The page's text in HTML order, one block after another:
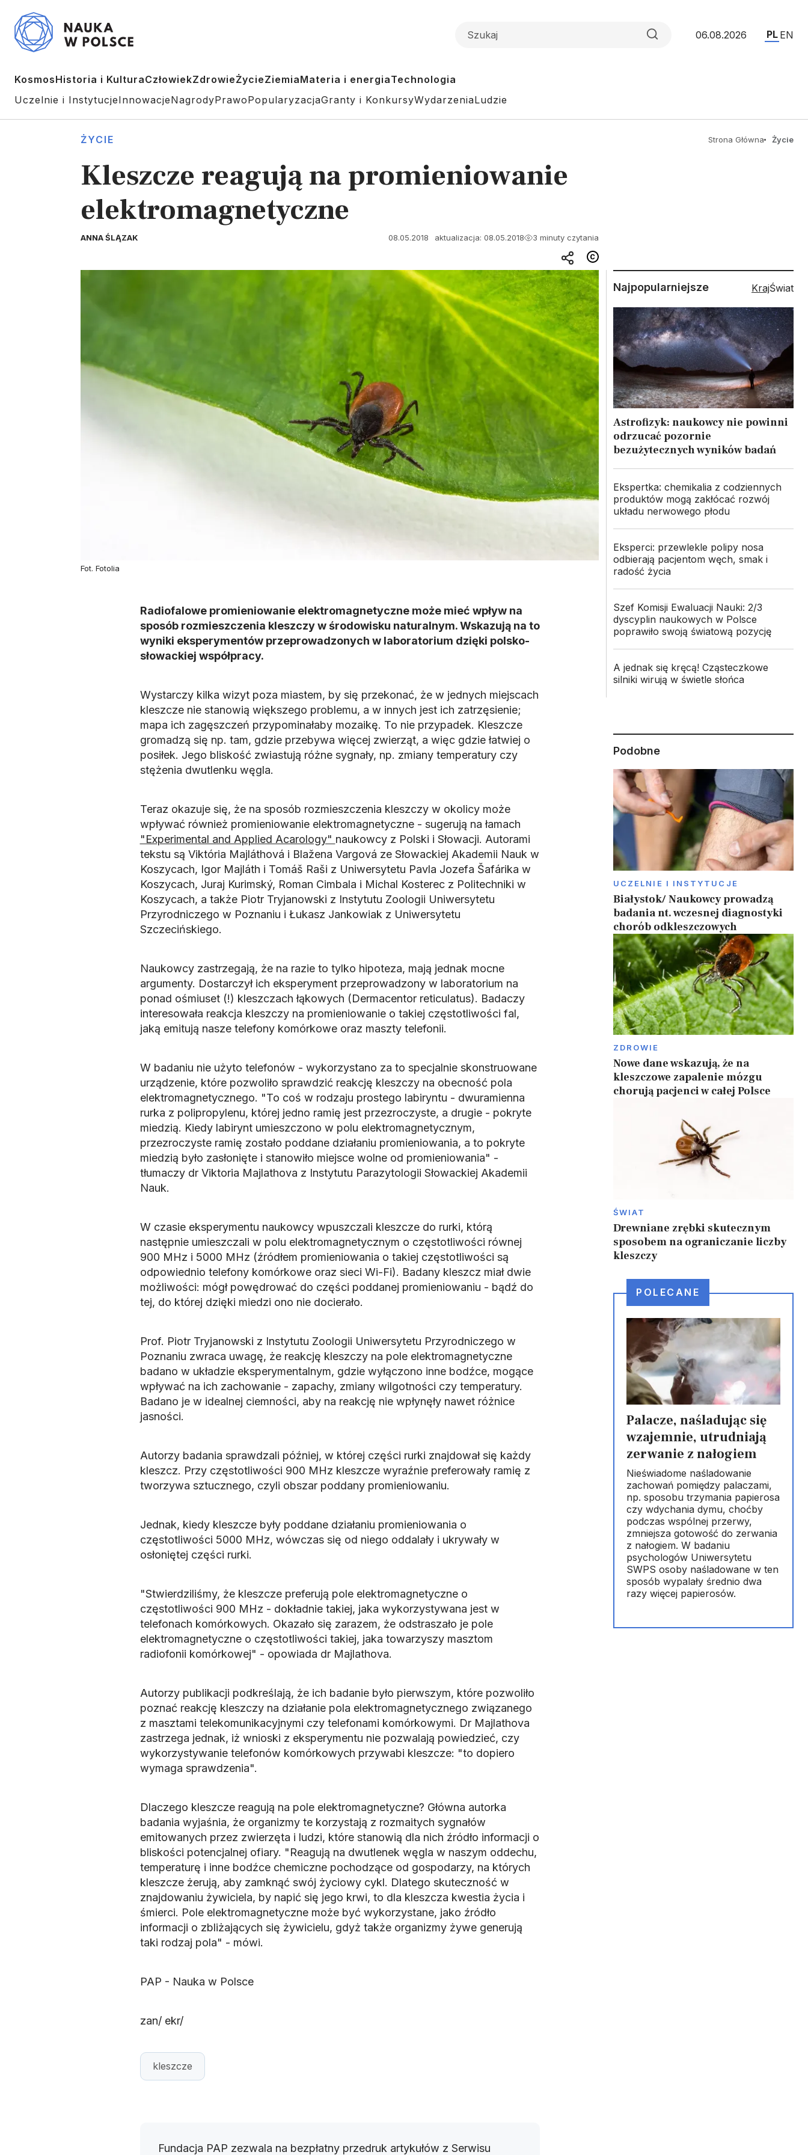
06.08.2026 PL EN
KosmosHistoria i KulturaCzłowiekZdrowieŻycieZiemiaMateria i energiaTechnologia
Uczelnie i InstytucjeInnowacjeNagrodyPrawoPopularyzacjaGranty i KonkursyWydarzeniaLudzie
ŻYCIE Strona Główna Życie
Kleszcze reagują na promieniowanie
elektromagnetyczne
ANNA ŚLĄZAK 08.05.2018 aktualizacja: 08.05.2018 3 minuty czytania
Fot. Fotolia
Radiofalowe promieniowanie elektromagnetyczne może mieć wpływ na
sposób rozmieszczenia kleszczy w środowisku naturalnym. Wskazują na to
wyniki eksperymentów przeprowadzonych w laboratorium dzięki polsko-
słowackiej współpracy.
Wystarczy kilka wizyt poza miastem, by się przekonać, że w jednych miejscach
kleszcze nie stanowią większego problemu, a w innych jest ich zatrzęsienie;
mapa ich zagęszczeń przypominałaby mozaikę. To nie przypadek. Kleszcze
gromadzą się np. tam, gdzie przebywa więcej zwierząt, a więc gdzie łatwiej o
posiłek. Jego bliskość zwiastują różne sygnały, np. zmiany temperatury czy
stężenia dwutlenku węgla.
Teraz okazuje się, że na sposób rozmieszczenia kleszczy w okolicy może
wpływać również promieniowanie elektromagnetyczne - sugerują na łamach
"Experimental and Applied Acarology" naukowcy z Polski i Słowacji. Autorami
tekstu są Viktória Majláthová i Blažena Vargová ze Słowackiej Akademii Nauk w
Koszycach, Igor Majláth i Tomáš Raši z Uniwersytetu Pavla Jozefa Šafárika w
Koszycach, Juraj Kurimský, Roman Cimbala i Michal Kosterec z Politechniki w
Koszycach, a także Piotr Tryjanowski z Instytutu Zoologii Uniwersytetu
Przyrodniczego w Poznaniu i Łukasz Jankowiak z Uniwersytetu
Szczecińskiego.
Naukowcy zastrzegają, że na razie to tylko hipoteza, mają jednak mocne
argumenty. Dostarczył ich eksperyment przeprowadzony w laboratorium na
ponad ośmiuset (!) kleszczach łąkowych (Dermacentor reticulatus). Badaczy
interesowała reakcja kleszczy na promieniowanie o takiej częstotliwości fal,
jaką emitują nasze telefony komórkowe oraz maszty telefonii.
W badaniu nie użyto telefonów - wykorzystano za to specjalnie skonstruowane
urządzenie, które pozwoliło sprawdzić reakcję kleszczy na obecność pola
elektromagnetycznego. "To coś w rodzaju prostego labiryntu - dwuramienna
rurka z polipropylenu, której jedno ramię jest przezroczyste, a drugie - pokryte
miedzią. Kiedy labirynt umieszczono w polu elektromagnetycznym,
przezroczyste ramię zostało poddane działaniu promieniowania, a to pokryte
miedzią było zasłonięte i stanowiło miejsce wolne od promieniowania" -
tłumaczy dr Viktoria Majlathova z Instytutu Parazytologii Słowackiej Akademii
Nauk.
W czasie eksperymentu naukowcy wpuszczali kleszcze do rurki, którą
następnie umieszczali w polu elektromagnetycznym o częstotliwości równej
900 MHz i 5000 MHz (źródłem promieniowania o takiej częstotliwości są
odpowiednio telefony komórkowe oraz sieci Wi-Fi). Badany kleszcz miał dwie
możliwości: mógł powędrować do części poddanej promieniowaniu - bądź do
tej, do której dzięki miedzi ono nie docierało.
Prof. Piotr Tryjanowski z Instytutu Zoologii Uniwersytetu Przyrodniczego w
Poznaniu zwraca uwagę, że reakcję kleszczy na pole elektromagnetyczne
badano w układzie eksperymentalnym, gdzie wyłączono inne bodźce, mogące
wpływać na ich zachowanie - zapachy, zmiany wilgotności czy temperatury.
Badano je w idealnej ciemności, aby na reakcję nie wpłynęły nawet różnice
jasności.
Autorzy badania sprawdzali później, w której części rurki znajdował się każdy
kleszcz. Przy częstotliwości 900 MHz kleszcze wyraźnie preferowały ramię z
tworzywa sztucznego, czyli obszar poddany promieniowaniu.
Jednak, kiedy kleszcze były poddane działaniu promieniowania o
częstotliwości 5000 MHz, wówczas się od niego oddalały i ukrywały w
osłoniętej części rurki.
"Stwierdziliśmy, że kleszcze preferują pole elektromagnetyczne o
częstotliwości 900 MHz - dokładnie takiej, jaka wykorzystywana jest w
telefonach komórkowych. Okazało się zarazem, że odstraszało je pole
elektromagnetyczne o częstotliwości takiej, jaka towarzyszy masztom
radiofonii komórkowej" - opowiada dr Majlathova.
Autorzy publikacji podkreślają, że ich badanie było pierwszym, które pozwoliło
poznać reakcję kleszczy na działanie pola elektromagnetycznego związanego
z masztami telekomunikacyjnymi czy telefonami komórkowymi. Dr Majlathova
zastrzega jednak, iż wnioski z eksperymentu nie pozwalają powiedzieć, czy
wykorzystywanie telefonów komórkowych przywabi kleszcze: "to dopiero
wymaga sprawdzenia".
Dlaczego kleszcze reagują na pole elektromagnetyczne? Główna autorka
badania wyjaśnia, że organizmy te korzystają z rozmaitych sygnałów
emitowanych przez zwierzęta i ludzi, które stanowią dla nich źródło informacji o
bliskości potencjalnej ofiary. "Reagują na dwutlenek węgla w naszym oddechu,
temperaturę i inne bodźce chemiczne pochodzące od gospodarzy, na których
kleszcze żerują, aby zamknąć swój życiowy cykl. Dlatego skuteczność w
znajdowaniu żywiciela, by napić się jego krwi, to dla kleszcza kwestia życia i
śmierci. Pole elektromagnetyczne może być wykorzystane, jako źródło
informacji o zbliżających się żywicielu, gdyż także organizmy żywe generują
taki rodzaj pola" - mówi.
PAP - Nauka w Polsce
zan/ ekr/
kleszcze
Fundacja PAP zezwala na bezpłatny przedruk artykułów z Serwisu
Najpopularniejsze KrajŚwiat
Astrofizyk: naukowcy nie powinni
odrzucać pozornie
bezużytecznych wyników badań
Ekspertka: chemikalia z codziennych
produktów mogą zakłócać rozwój
układu nerwowego płodu
Eksperci: przewlekle polipy nosa
odbierają pacjentom węch, smak i
radość życia
Szef Komisji Ewaluacji Nauki: 2/3
dyscyplin naukowych w Polsce
poprawiło swoją światową pozycję
A jednak się kręcą! Cząsteczkowe
silniki wirują w świetle słońca
Podobne
UCZELNIE I INSTYTUCJE
Białystok/ Naukowcy prowadzą
badania nt. wczesnej diagnostyki
chorób odkleszczowych
ZDROWIE
Nowe dane wskazują, że na
kleszczowe zapalenie mózgu
chorują pacjenci w całej Polsce
ŚWIAT
Drewniane zrębki skutecznym
sposobem na ograniczanie liczby
kleszczy
POLECANE
Palacze, naśladując się
wzajemnie, utrudniają
zerwanie z nałogiem
Nieświadome naśladowanie
zachowań pomiędzy palaczami,
np. sposobu trzymania papierosa
czy wdychania dymu, choćby
podczas wspólnej przerwy,
zmniejsza gotowość do zerwania
z nałogiem. W badaniu
psychologów Uniwersytetu
SWPS osoby naśladowane w ten
sposób wypalały średnio dwa
razy więcej papierosów.